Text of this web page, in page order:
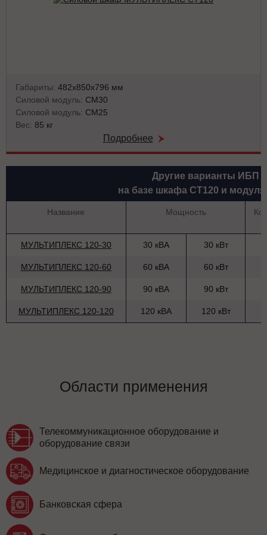
Габариты: 482х850х796 мм
Силовой модуль: СМ30
Силовой модуль: СМ25
Вес: 85 кг
Подробнее
Другие варианты ИБП
на базе шкафа СТ120 и
Название Мощность
МУЛЬТИПЛЕКС 120-30 30 кВА 30 кВт
МУЛЬТИПЛЕКС 120-60 60 кВА 60 кВт
МУЛЬТИПЛЕКС 120-90 90 кВА 90 кВт
МУЛЬТИПЛЕКС 120-120 120 кВА 120 кВт
Области применения
Телекоммуникационное оборудование и
оборудование связи
Медицинское и диагностическое оборудование
Банковская сфера